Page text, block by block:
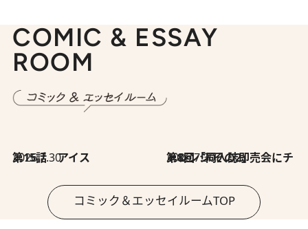
COMIC & ESSAY
ROOM
2026.7.30
第15話 アイス 2026.7.30
第8回「同人誌即売会にチャレンジ その2」
コミック＆エッセイルームTOP